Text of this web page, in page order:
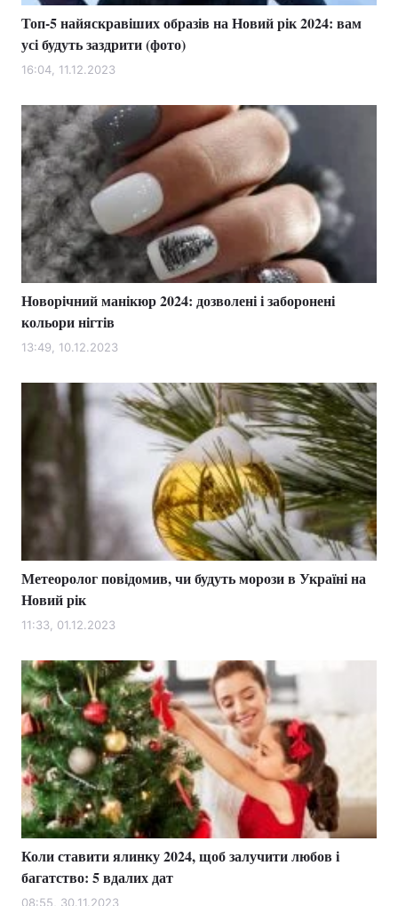
Топ-5 найяскравіших образів на Новий рік 2024: вам
усі будуть заздрити (фото)
16:04, 11.12.2023
Новорічний манікюр 2024: дозволені і заборонені
кольори нігтів
13:49, 10.12.2023
Метеоролог повідомив, чи будуть морози в Україні на
Новий рік
11:33, 01.12.2023
Коли ставити ялинку 2024, щоб залучити любов і
багатство: 5 вдалих дат
08:55, 30.11.2023